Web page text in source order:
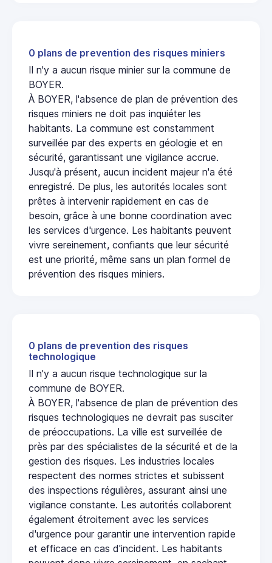
0 plans de prevention des risques miniers
Il n'y a aucun risque minier sur la commune de
BOYER.
À BOYER, l'absence de plan de prévention des
risques miniers ne doit pas inquiéter les
habitants. La commune est constamment
surveillée par des experts en géologie et en
sécurité, garantissant une vigilance accrue.
Jusqu'à présent, aucun incident majeur n'a été
enregistré. De plus, les autorités locales sont
prêtes à intervenir rapidement en cas de
besoin, grâce à une bonne coordination avec
les services d'urgence. Les habitants peuvent
vivre sereinement, confiants que leur sécurité
est une priorité, même sans un plan formel de
prévention des risques miniers.
0 plans de prevention des risques
technologique
Il n'y a aucun risque technologique sur la
commune de BOYER.
À BOYER, l'absence de plan de prévention des
risques technologiques ne devrait pas susciter
de préoccupations. La ville est surveillée de
près par des spécialistes de la sécurité et de la
gestion des risques. Les industries locales
respectent des normes strictes et subissent
des inspections régulières, assurant ainsi une
vigilance constante. Les autorités collaborent
également étroitement avec les services
d'urgence pour garantir une intervention rapide
et efficace en cas d'incident. Les habitants